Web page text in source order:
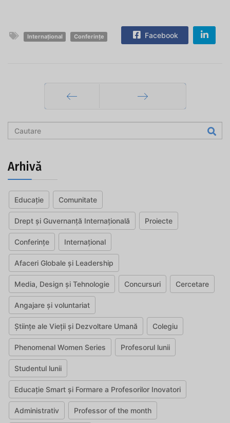
Internațional Conferințe Facebook
Prec Mai departe
Arhivă
Educație Comunitate
Drept și Guvernanță Internațională Proiecte
Conferințe Internațional
Afaceri Globale și Leadership
Media, Design și Tehnologie Concursuri Cercetare
Angajare și voluntariat
Științe ale Vieții și Dezvoltare Umană Colegiu
Phenomenal Women Series Profesorul lunii
Studentul lunii
Educație Smart și Formare a Profesorilor Inovatori
Administrativ Professor of the month